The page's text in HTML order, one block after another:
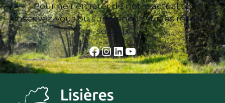
Pour ne rien rater de notre actualité,
inscrivez-vous ou suivez-nous sur les réseaux
sociaux
Facebook
Instagram
LinkedIn
YouTube